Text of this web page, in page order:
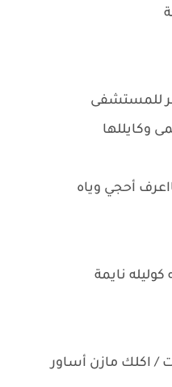
للمستشفى
وكايللها
أحجي وياه
نايمة
اكلك مازن أساور